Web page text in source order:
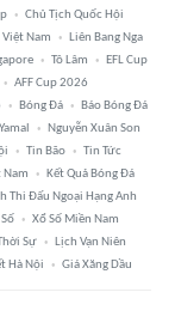
Chủ Tịch Quốc Hội
Nam
Liên Bang Nga
Tô Lâm
EFL Cup
AFF Cup 2026
Bóng Đá
Báo Bóng Đá
Nguyễn Xuân Son
Tin Bão
Tin Tức
Nam
Kết Quả Bóng Đá
Thi Đấu Ngoại Hạng Anh
Xổ Số Miền Nam
Sự
Lịch Vạn Niên
Hà Nội Giá Xăng Dầu